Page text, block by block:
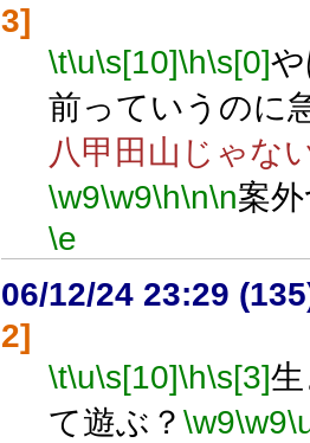
3]
\t\u\s[10]\h\s[0]
前っていうのに
八甲田山じゃな
\w9\w9\h\n\n案
\e
06/12/24 23:29
2]
\t\u\s[10]\h\s[3]
て遊ぶ？ \w9\w9